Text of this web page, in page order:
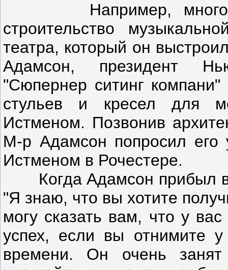
Например, много
строительство
театра, который он
Адамсон, президент
"Сюпернер ситинг компани"
стульев и кресел для
Истменом. Позвонив
М-р Адамсон попросил его
Истменом в Рочестере.
Когда Адамсон прибыл в
"Я знаю, что вы хотите
могу сказать вам, что у
успех, если вы отнимите
времени. Он очень